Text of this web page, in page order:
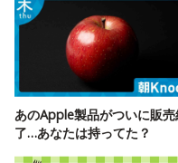
あのApple製品がついに販
了…あなたは持ってた？